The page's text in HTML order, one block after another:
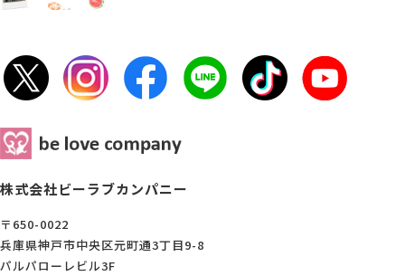
株式会社ビーラブカンパニー
〒650-0022
兵庫県神戸市中央区元町通3丁目9-8
パルパローレビル3F